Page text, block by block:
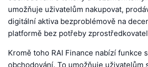
umožňuje uživatelům nakupovat,
digitální aktiva bezproblémově na
platformě bez potřeby
Kromě toho RAI Finance nabízí funkce
obchodování. To umožňuje uživatelům